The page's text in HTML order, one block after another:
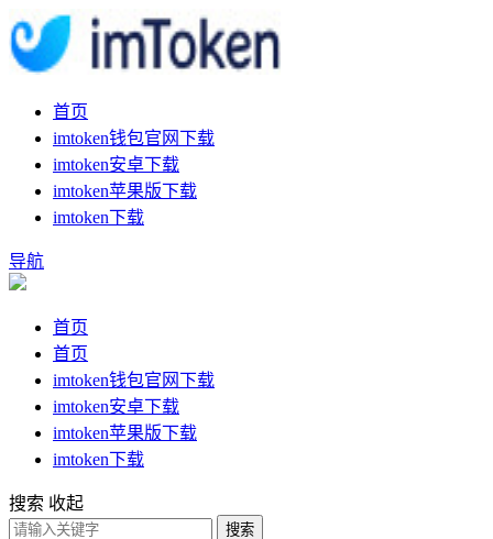
首页
imtoken钱包官网下载
imtoken安卓下载
imtoken苹果版下载
imtoken下载
导航
首页
首页
imtoken钱包官网下载
imtoken安卓下载
imtoken苹果版下载
imtoken下载
搜索 收起
搜索